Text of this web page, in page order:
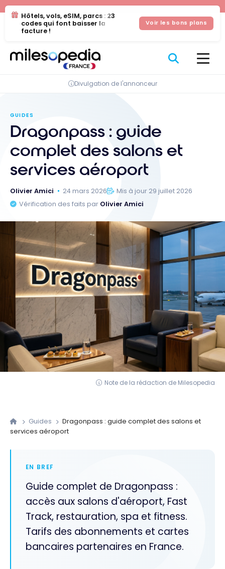
Panneau de gestion des cookies
Se
rendreHôtels, vols, eSIM, parcs : 23
codes qui font baisser la
facture !
Voir les bons plans
Divulgation de l'annonceur
GUIDES
Dragonpass : guide
complet des salons et
services aéroport
Olivier Amici 24 mars 2026
Mis à jour 29 juillet 2026
Vérification des faits par Olivier Amici
Note de la rédaction de Milesopedia
Guides
Dragonpass : guide complet des salons et
services aéroport
EN BREF
Guide complet de Dragonpass :
accès aux salons d'aéroport, Fast
Track, restauration, spa et fitness.
Tarifs des abonnements et cartes
bancaires partenaires en France.